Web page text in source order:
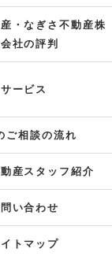
・なぎさ不動産株
社の評判
サービス
ご相談の流れ
産スタッフ紹介
い合わせ
トマップ